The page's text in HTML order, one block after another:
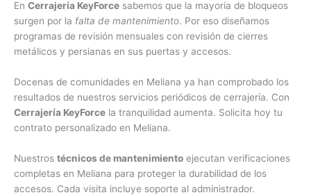
En Cerrajería KeyForce sabemos que la mayoría de bloqueos
surgen por la falta de mantenimiento. Por eso diseñamos
programas de revisión mensuales con revisión de cierres
metálicos y persianas en sus puertas y accesos.
Docenas de comunidades en Meliana ya han comprobado los
resultados de nuestros servicios periódicos de cerrajería. Con
Cerrajería KeyForce la tranquilidad aumenta. Solicita hoy tu
contrato personalizado en Meliana.
Nuestros técnicos de mantenimiento ejecutan verificaciones
completas en Meliana para proteger la durabilidad de los
accesos. Cada visita incluye soporte al administrador.